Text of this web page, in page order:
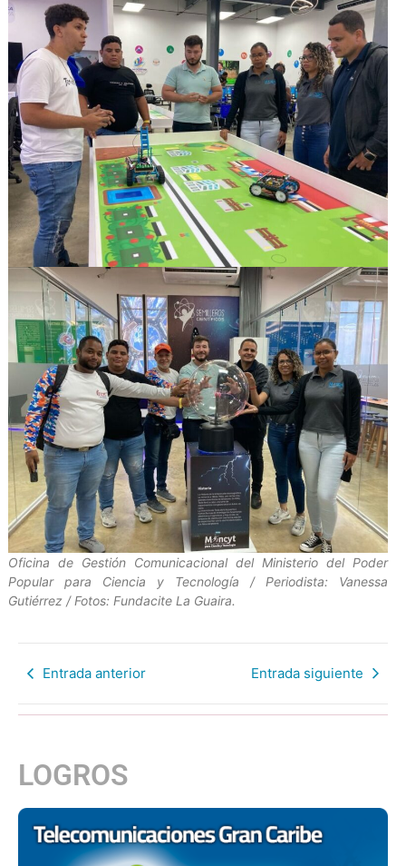
Oficina de Gestión Comunicacional del Ministerio del Poder
Popular para Ciencia y Tecnología / Periodista: Vanessa
Gutiérrez / Fotos: Fundacite La Guaira.
Entrada anterior Entrada siguiente
LOGROS